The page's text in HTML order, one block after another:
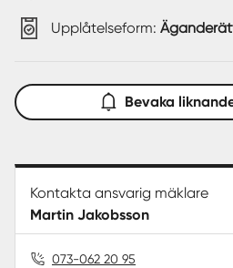
Upplåtelseform:
Bevaka
Kontakta ansvarig mäklare
Martin Jakobsson
073-062 20 95